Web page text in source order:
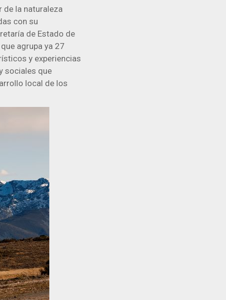
de la naturaleza
con su
de Estado de
que agrupa ya 27
y experiencias
sociales que
local de los